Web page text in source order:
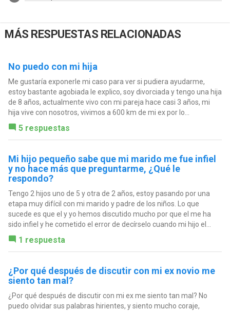
MÁS RESPUESTAS RELACIONADAS
No puedo con mi hija
Me gustaría exponerle mi caso para ver si pudiera ayudarme,
estoy bastante agobiada le explico, soy divorciada y tengo una hija
de 8 años, actualmente vivo con mi pareja hace casi 3 años, mi
hija vive con nosotros, vivimos a 600 km de mi ex por lo...
5 respuestas
Mi hijo pequeño sabe que mi marido me fue infiel
y no hace más que preguntarme, ¿Qué le
respondo?
Tengo 2 hijos uno de 5 y otra de 2 años, estoy pasando por una
etapa muy difícil con mi marido y padre de los niños. Lo que
sucede es que el y yo hemos discutido mucho por que el me ha
sido infiel y he cometido el error de decírselo cuando mi hijo el...
1 respuesta
¿Por qué después de discutir con mi ex novio me
siento tan mal?
¿Por qué después de discutir con mi ex me siento tan mal? No
puedo olvidar sus palabras hirientes, y siento mucho coraje,